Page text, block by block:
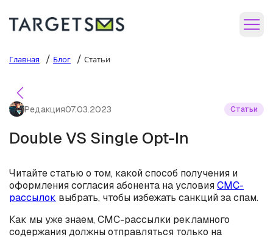
Главная / Блог / Статьи
Редакция07.03.2023 Статьи
Double VS Single Opt-In
Читайте статью о том, какой способ получения и
оформления согласия абонента на условияСМС-
рассылок выбрать, чтобы избежать санкций за спам.
Как мы уже знаем, СМС-рассылки рекламного
содержания должны отправляться только на